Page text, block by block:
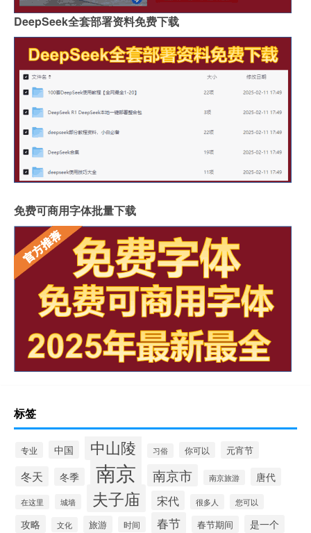
DeepSeek全套部署资料免费下载
免费可商用字体批量下载
标签
专业 中国 中山陵 习俗 你可以 元宵节
冬天 冬季 南京 南京市 南京旅游 唐代
在这里 城墙 夫子庙 宋代 很多人 您可以
攻略 文化 旅游 时间 春节 春节期间
是一个